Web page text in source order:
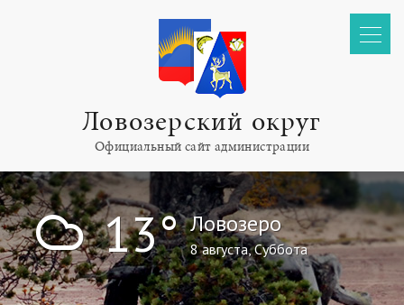
Ловозерский округ
Официальный сайт администрации
! 13° Ловозеро
8 августа, Суббота